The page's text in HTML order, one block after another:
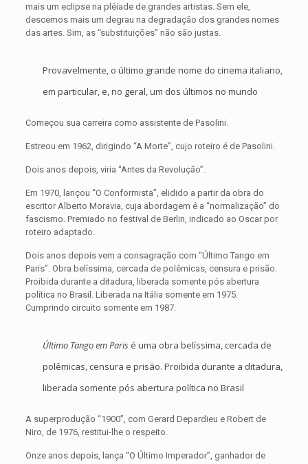
mais um eclipse na plêiade de grandes artistas. Sem ele,
descemos mais um degrau na degradação dos grandes nomes
das artes. Sim, as “substituições” não são justas.
Provavelmente, o último grande nome do cinema italiano,
em particular, e, no geral, um dos últimos no mundo
Começou sua carreira como assistente de Pasolini.
Estreou em 1962, dirigindo “A Morte”, cujo roteiro é de Pasolini.
Dois anos depois, viria “Antes da Revolução”.
Em 1970, lançou “O Conformista”, elidido a partir da obra do
escritor Alberto Moravia, cuja abordagem é a “normalização” do
fascismo. Premiado no festival de Berlin, indicado ao Oscar por
roteiro adaptado.
Dois anos depois vem a consagração com “Último Tango em
Paris”. Obra belíssima, cercada de polêmicas, censura e prisão.
Proibida durante a ditadura, liberada somente pós abertura
política no Brasil. Liberada na Itália somente em 1975.
Cumprindo circuito somente em 1987.
Último Tango em Paris é uma obra belíssima, cercada de
polêmicas, censura e prisão. Proibida durante a ditadura,
liberada somente pós abertura política no Brasil
A superprodução “1900”, com Gerard Depardieu e Robert de
Niro, de 1976, restitui-lhe o respeito.
Onze anos depois, lança “O Último Imperador”, ganhador de